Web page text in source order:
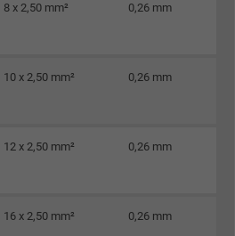
Google DoubleClick
LLC
eine zufällig generierte Benutzer-ID.
dieser ID kann Google den Nutzer
erkennen und
8 x 2,50 mm² 0,26 mm
10 x 2,50 mm² 0,26 mm
12 x 2,50 mm² 0,26 mm
16 x 2,50 mm² 0,26 mm